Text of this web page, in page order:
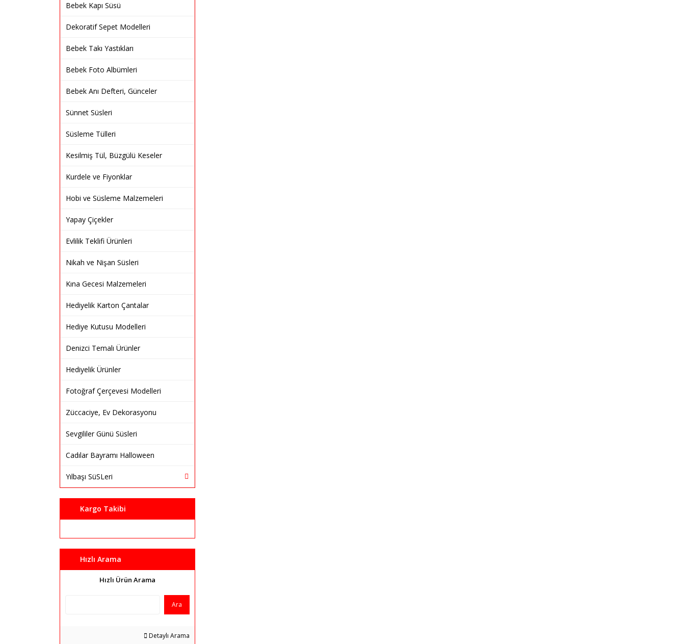
Bebek Kapı Süsü
Dekoratif Sepet Modelleri
Bebek Takı Yastıkları
Bebek Foto Albümleri
Bebek Anı Defteri, Günceler
Sünnet Süsleri
Süsleme Tülleri
Kesilmiş Tül, Büzgülü Keseler
Kurdele ve Fiyonklar
Hobi ve Süsleme Malzemeleri
Yapay Çiçekler
Evlilik Teklifi Ürünleri
Nikah ve Nişan Süsleri
Kına Gecesi Malzemeleri
Hediyelik Karton Çantalar
Hediye Kutusu Modelleri
Denizci Temalı Ürünler
Hediyelik Ürünler
Fotoğraf Çerçevesi Modelleri
Züccaciye, Ev Dekorasyonu
Sevgililer Günü Süsleri
Cadılar Bayramı Halloween
Yılbaşı SüSLeri
Kargo Takibi
Hızlı Arama
Hızlı Ürün Arama
Ara
Detaylı Arama